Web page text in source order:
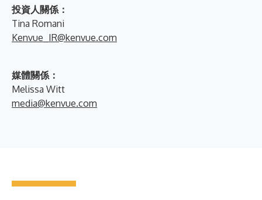
投資人關係：
Tina Romani
Kenvue_IR@kenvue.com
媒體關係：
Melissa Witt
media@kenvue.com